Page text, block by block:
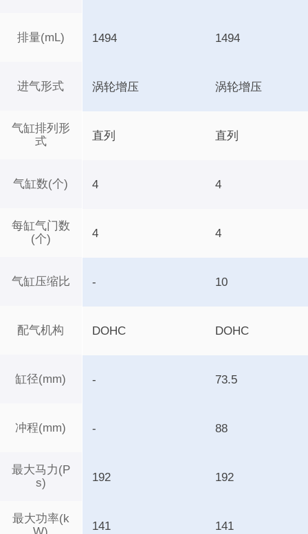
排量(mL)
进气形式
气缸排列形
式
气缸数(个)
每缸气门数
(个)
气缸压缩比
配气机构
缸径(mm)
冲程(mm)
最大马力(P
s)
最大功率(k
1494 1494
涡轮增压 涡轮增压
直列 直列
4 4
4 4
- 10
DOHC DOHC
- 73.5
- 88
192 192
141 141